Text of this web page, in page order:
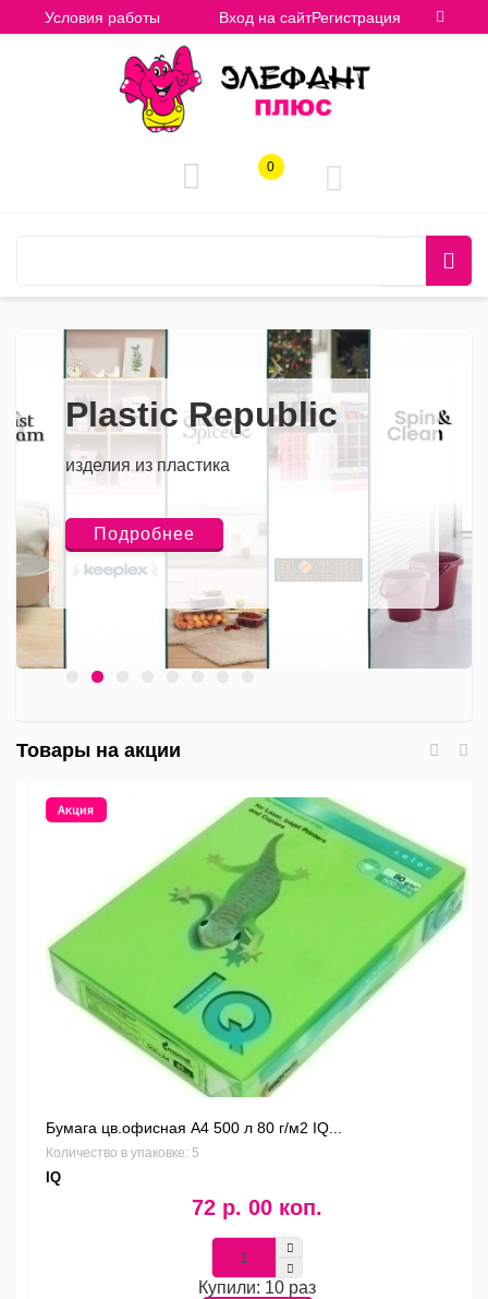
Условия работы Вход на сайтРегистрация
0
Republic
из пластика
Подробнее
Товары на акции
Бумага цв.офисная А4 500 л 80 г/м2 IQ...
Количество в упаковке: 5
72 р. 00 коп.
Купили: 10 раз